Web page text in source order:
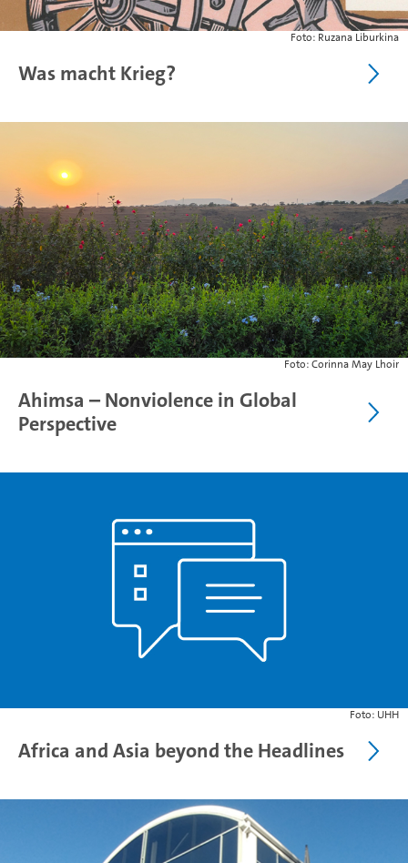
Foto: Ruzana Liburkina
Was macht Krieg?
Foto: Corinna May Lhoir
Ahimsa – Nonviolence in Global
Perspective
Foto: UHH
Africa and Asia beyond the Headlines